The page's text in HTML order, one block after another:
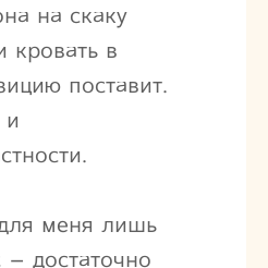
на скаку
кровать в
поставит.
и
меня лишь
достаточно